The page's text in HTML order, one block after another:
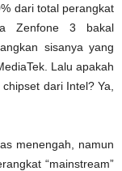
dari total perangkat
Zenfone 3 bakal
sisanya yang
Lalu apakah
dari Intel? Ya,
menengah, namun
“mainstream”